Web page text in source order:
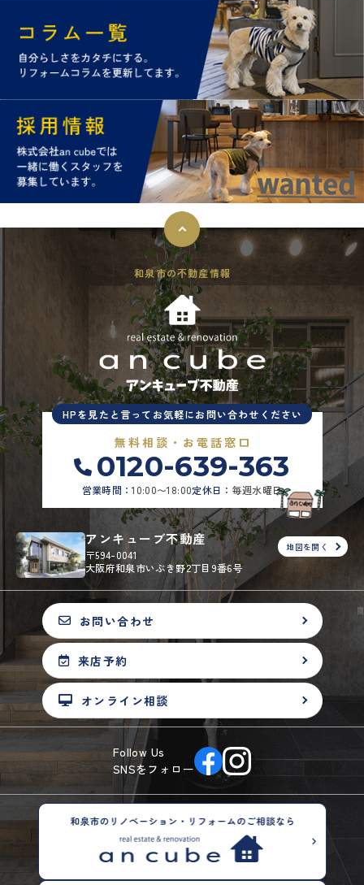
和泉市の不動産情報
HPを見たと言ってお気軽にお問い合わせください
無料相談・お電話窓口
0120-639-363
営業時間：10:00〜18:00定休日： 毎週水曜日
アンキューブ不動産
〒594-0041
大阪府和泉市いぶき野2丁目9番6号
地図を開く
お問い合わせ
来店予約
オンライン相談
Follow Us
SNSをフォロー